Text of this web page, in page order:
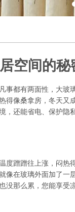
空间的秘
事都有两面性，大玻
得像桑拿房，冬天又
，还能省电、保护隐
度蹭蹭往上涨，闷热
像在玻璃外面加了一
没那么累，您能享受